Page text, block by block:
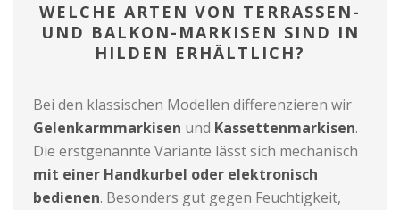
WELCHE ARTEN VON TERRASSEN-
UND BALKON-MARKISEN SIND IN
HILDEN ERHÄLTLICH?
Bei den klassischen Modellen differenzieren wir
Gelenkarmmarkisen und Kassettenmarkisen.
Die erstgenannte Variante lässt sich mechanisch
mit einer Handkurbel oder elektronisch
bedienen. Besonders gut gegen Feuchtigkeit,